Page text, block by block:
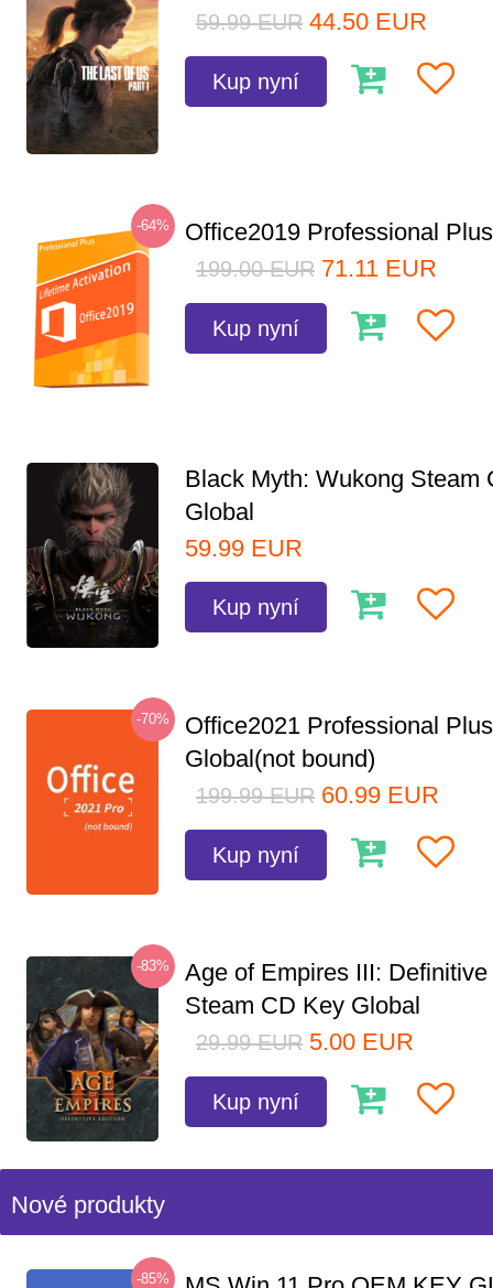
59.99 EUR 44.50 EUR
Kup nyní
-64% Office2019 Professional
199.00 EUR 71.11 EUR
Kup nyní
Black Myth: Wukong Steam
Global
59.99 EUR
Kup nyní
-70%
Office2021 Professional
Global(not bound)
199.99 EUR 60.99 EUR
Kup nyní
-83%
Age of Empires III:
Steam CD Key Global
29.99 EUR 5.00 EUR
Kup nyní
Nové produkty
-85%